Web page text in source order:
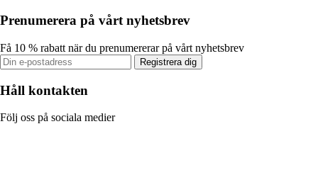
Prenumerera på vårt nyhetsbrev
Få 10 % rabatt när du prenumererar på vårt nyhetsbrev
Registrera dig
Håll kontakten
Följ oss på sociala medier